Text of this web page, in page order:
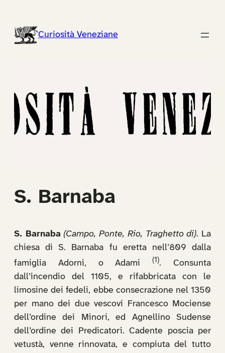
contenutoCuriosità Veneziane
S. Barnaba
S. Barnaba (Campo, Ponte, Rio, Traghetto di). La
chiesa di S. Barnaba fu eretta nell’809 dalla
famiglia Adorni, o Adami(1). Consunta
dall’incendio del 1105, e rifabbricata con le
limosine dei fedeli, ebbe consecrazione nel 1350
per mano dei due vescovi Francesco Mociense
dell’ordine dei Minori, ed Agnellino Sudense
dell’ordine dei Predicatori. Cadente poscia per
vetustà, venne rinnovata, e compiuta del tutto